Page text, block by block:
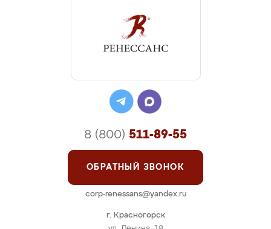
г. Красногорск
8 (800) 511-89-55
ОБРАТНЫЙ ЗВОНОК
corp-renessans@yandex.ru